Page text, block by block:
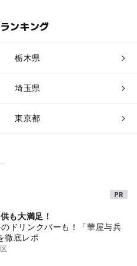
ンキング
栃木県
埼玉県
東京都
も大満足！
ドリンクバーも！「華屋与兵
徹底レポ